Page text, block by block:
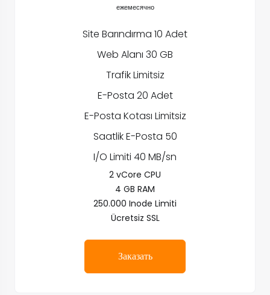
ежемесячно
Site Barındırma 10 Adet
Web Alanı 30 GB
Trafik Limitsiz
E-Posta 20 Adet
E-Posta Kotası Limitsiz
Saatlik E-Posta 50
I/O Limiti 40 MB/sn
2 vCore CPU
4 GB RAM
250.000 Inode Limiti
Ücretsiz SSL
Заказать